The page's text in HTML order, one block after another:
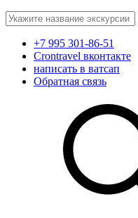
Поиск:
+7 995 301-86-51
Crontravel вконтакте
написать в ватсап
Обратная связь